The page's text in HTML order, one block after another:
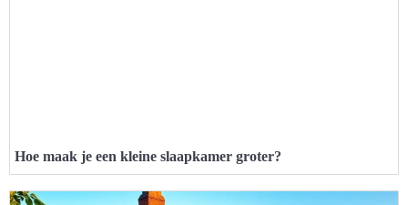
Hoe maak je een kleine slaapkamer groter?